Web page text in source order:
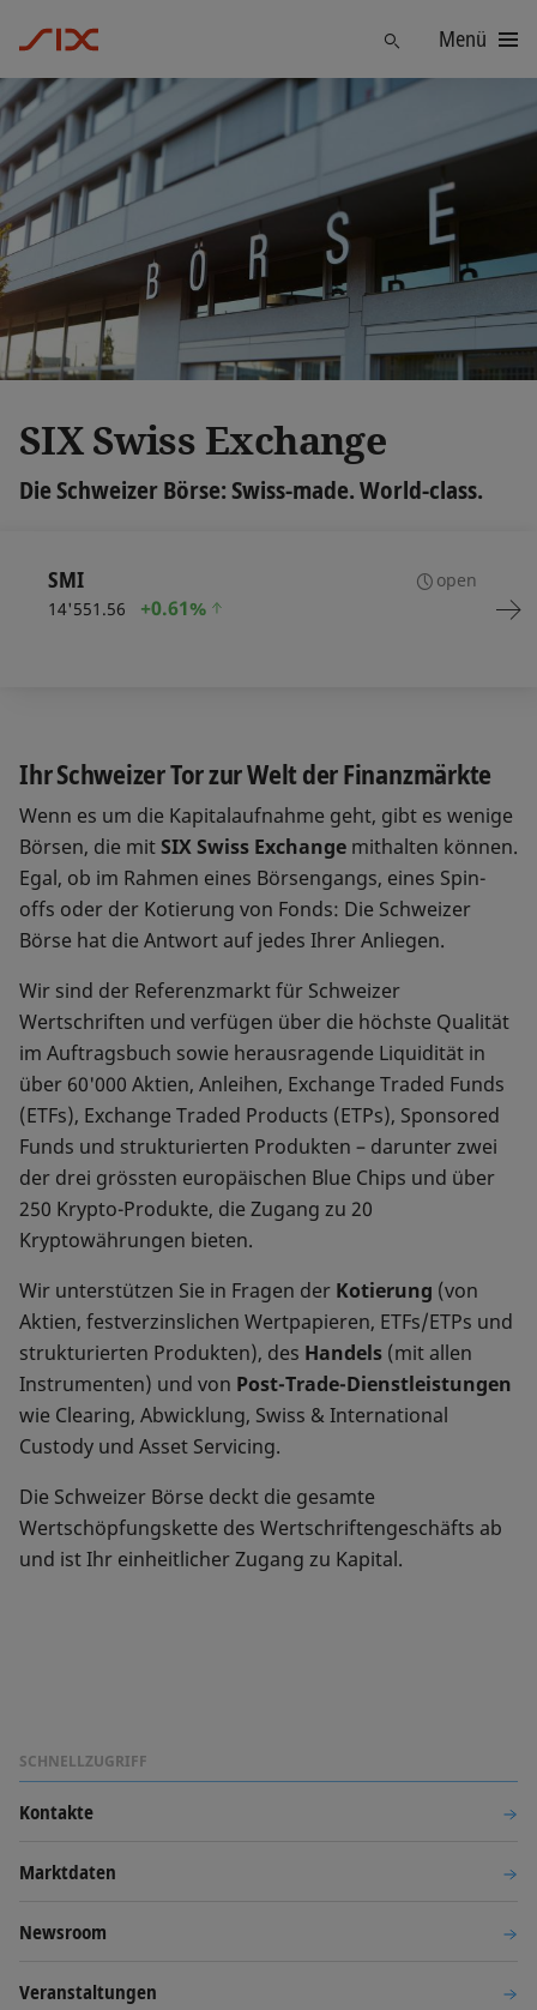
FindenMenü
SIX Swiss Exchange
Die Schweizer Börse: Swiss-made. World-class.
open
SMI
14'551.56 +0.61%
Ihr Schweizer Tor zur Welt der Finanzmärkte
Wenn es um die Kapitalaufnahme geht, gibt es wenige
Börsen, die mitSIX Swiss Exchange mithalten können.
Egal, ob im Rahmen eines Börsengangs, eines Spin-
offs oder der Kotierung von Fonds: Die Schweizer
Börse hat die Antwort auf jedes Ihrer Anliegen.
Wir sind der Referenzmarkt für Schweizer
Wertschriften und verfügen über die höchste Qualität
im Auftragsbuch sowie herausragende Liquidität in
über 60'000 Aktien, Anleihen, Exchange Traded Funds
(ETFs), Exchange Traded Products (ETPs), Sponsored
Funds und strukturierten Produkten – darunter zwei
der drei grössten europäischen Blue Chips und über
250 Krypto-Produkte, die Zugang zu 20
Kryptowährungen bieten.
Wir unterstützen Sie in Fragen der Kotierung (von
Aktien, festverzinslichen Wertpapieren, ETFs/ETPs und
strukturierten Produkten), des Handels (mit allen
Instrumenten) und von Post-Trade-Dienstleistungen
wie Clearing, Abwicklung, Swiss & International
Custody und Asset Servicing.
Die Schweizer Börse deckt die gesamte
Wertschöpfungskette des Wertschriftengeschäfts ab
und ist Ihr einheitlicher Zugang zu Kapital.
SCHNELLZUGRIFF
Kontakte
Marktdaten
Newsroom
Veranstaltungen